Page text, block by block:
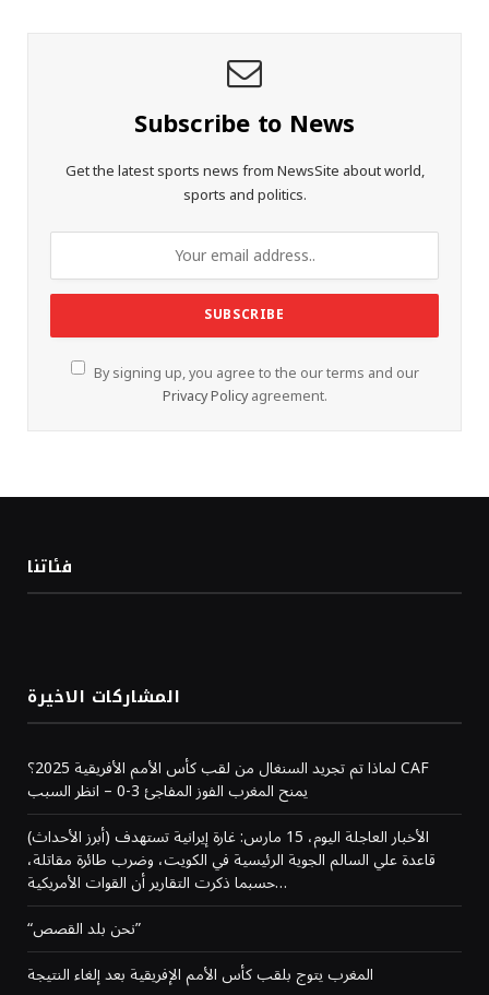
Subscribe to News
Get the latest sports news from NewsSite about world,
sports and politics.
By signing up, you agree to the our terms and our
Privacy Policyagreement.
فئاتنا
المشاركات الاخيرة
لماذا تم تجريد السنغال من لقب كأس الأمم الأفريقية 2025؟ CAF
يمنح المغرب الفوز المفاجئ 3-0 – انظر السبب
(أبرز الأحداث) الأخبار العاجلة اليوم، 15 مارس: غارة إيرانية تستهدف
قاعدة علي السالم الجوية الرئيسية في الكويت، وضرب طائرة مقاتلة،
حسبما ذكرت التقارير أن القوات الأمريكية…
“نحن بلد القصص”
المغرب يتوج بلقب كأس الأمم الإفريقية بعد إلغاء النتيجة